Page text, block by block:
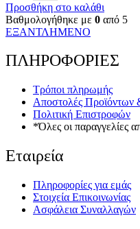
price
was:
€6.00.
τρέχουσα
τιμή
είναι:
Προσθήκη στο καλάθι
Βαθμολογήθηκε με 0 από 5
ΕΞΑΝΤΛΗΜΕΝΟ
ΠΛΗΡΟΦΟΡΙΕΣ
Τρόποι πληρωμής
Αποστολές Προϊόντων
Πολιτική Επιστροφών
*Όλες οι παραγγελίες
Εταιρεία
Πληροφορίες για εμάς
Στοιχεία Επικοινωνίας
Ασφάλεια Συναλλαγών